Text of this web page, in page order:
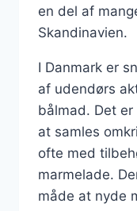
en del af
Skandinavien.
I Danmark er
af udendørs
bålmad. Det
at samles
ofte med
marmelade.
måde at nyde